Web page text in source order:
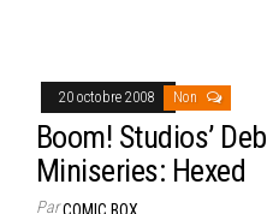
20 octobre 2008 Non
Boom! Studios’
Miniseries: Hexed
Par